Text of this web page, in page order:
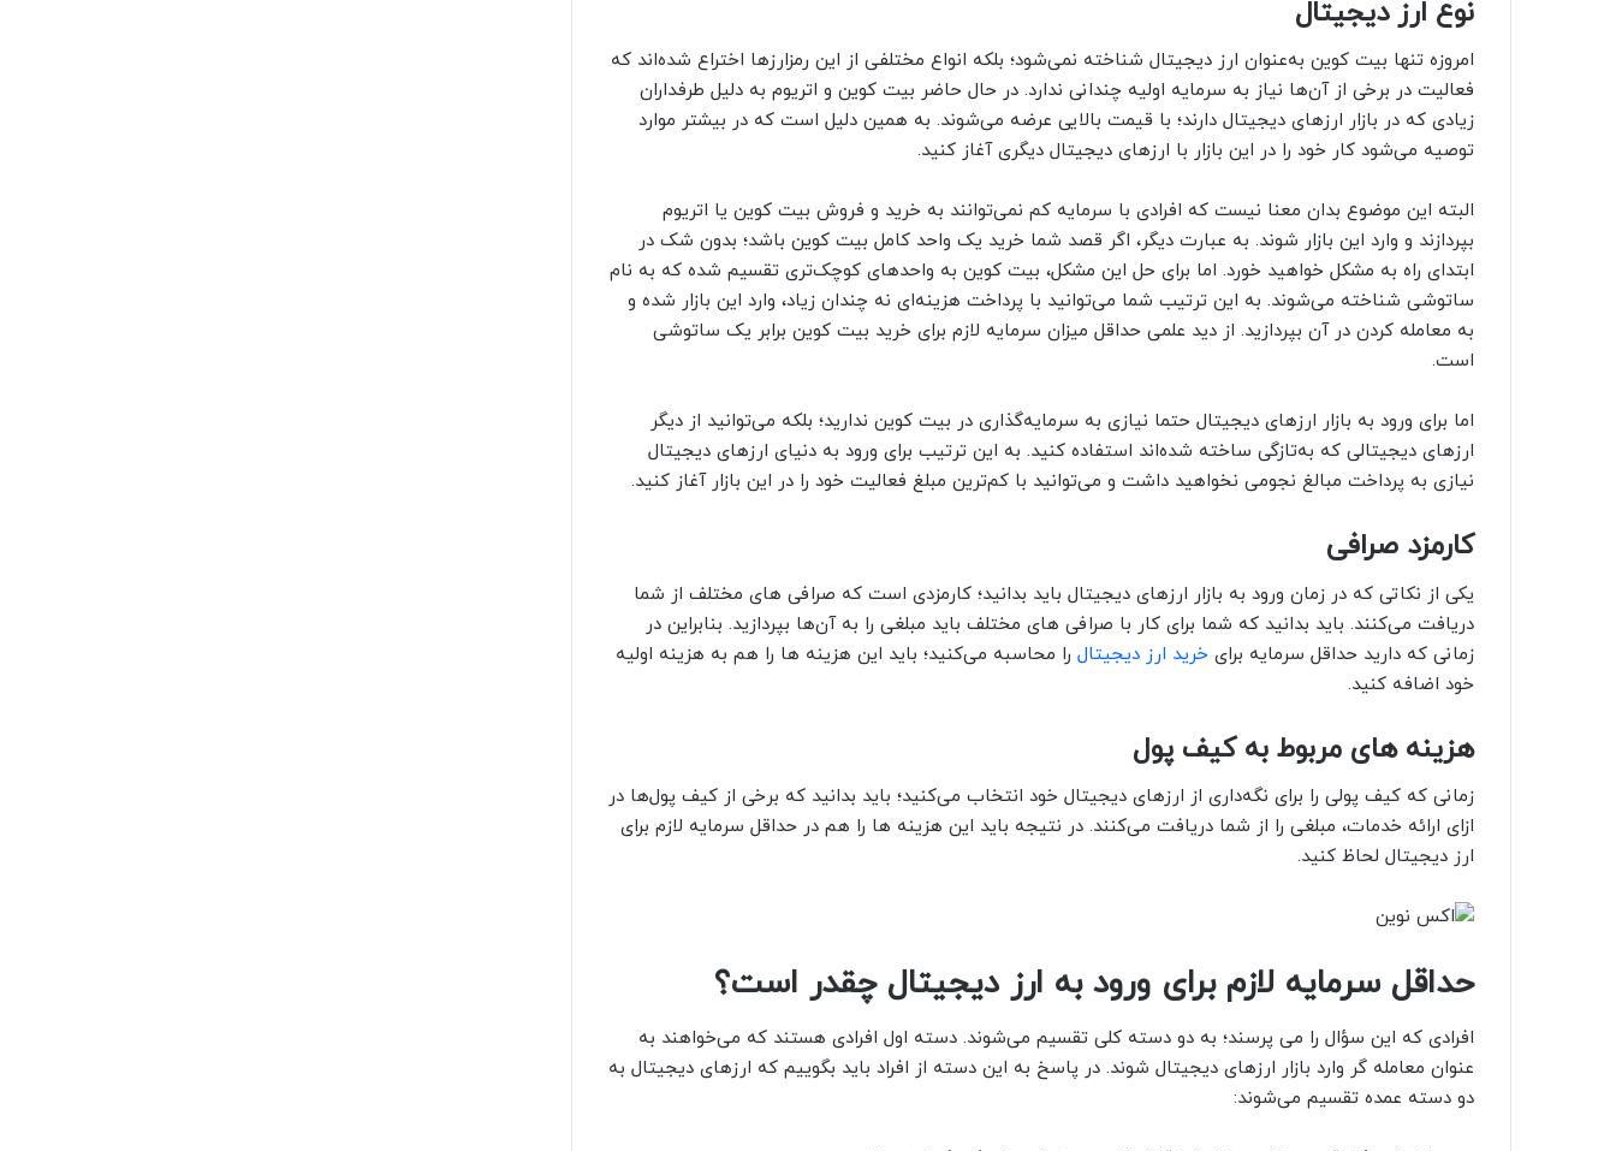
نوع ارز دیجیتال
امروزه تنها بیت کوین به‌عنوان ارز دیجیتال شناخته نمی‌شود؛ بلکه انواع مختلفی از این رمزارزها اختراع شده‌اند که
فعالیت در برخی از آن‌ها نیاز به سرمایه اولیه چندانی ندارد. در حال حاضر بیت کوین و اتریوم به دلیل طرفداران
زیادی که در بازار ارزهای دیجیتال دارند؛ با قیمت بالایی عرضه می‌شوند. به همین دلیل است که در بیشتر موارد
توصیه می‌شود کار خود را در این بازار با ارزهای دیجیتال دیگری آغاز کنید.
البته این موضوع بدان معنا نیست که افرادی با سرمایه کم نمی‌توانند به خرید و فروش بیت کوین یا اتریوم
بپردازند و وارد این بازار شوند. به عبارت دیگر، اگر قصد شما خرید یک واحد کامل بیت کوین باشد؛ بدون شک در
ابتدای راه به مشکل خواهید خورد. اما برای حل این مشکل، بیت کوین به واحدهای کوچک‌تری تقسیم شده که به نام
ساتوشی شناخته می‌شوند. به این ترتیب شما می‌توانید با پرداخت هزینه‌ای نه چندان زیاد، وارد این بازار شده و
به معامله کردن در آن بپردازید. از دید علمی حداقل میزان سرمایه لازم برای خرید بیت کوین برابر یک ساتوشی
است.
اما برای ورود به بازار ارزهای دیجیتال حتما نیازی به سرمایه‌گذاری در بیت کوین ندارید؛ بلکه می‌توانید از دیگر
ارزهای دیجیتالی که به‌تازگی ساخته شده‌اند استفاده کنید. به این ترتیب برای ورود به دنیای ارزهای دیجیتال
نیازی به پرداخت مبالغ نجومی نخواهید داشت و می‌توانید با کم‌ترین مبلغ فعالیت خود را در این بازار آغاز کنید.
کارمزد صرافی
یکی از نکاتی که در زمان ورود به بازار ارزهای دیجیتال باید بدانید؛ کارمزدی است که صرافی های مختلف از شما
دریافت می‌کنند. باید بدانید که شما برای کار با صرافی های مختلف باید مبلغی را به آن‌ها بپردازید. بنابراین در
زمانی که دارید حداقل سرمایه برای خرید ارز دیجیتال را محاسبه می‌کنید؛ باید این هزینه ها را هم به هزینه اولیه
خود اضافه کنید.
هزینه های مربوط به کیف پول
زمانی که کیف پولی را برای نگه‌داری از ارزهای دیجیتال خود انتخاب می‌کنید؛ باید بدانید که برخی از کیف پول‌ها در
ازای ارائه خدمات، مبلغی را از شما دریافت می‌کنند. در نتیجه باید این هزینه ها را هم در حداقل سرمایه لازم برای
ارز دیجیتال لحاظ کنید.
حداقل سرمایه لازم برای ورود به ارز دیجیتال چقدر است؟
افرادی که این سؤال را می پرسند؛ به دو دسته کلی تقسیم می‌شوند. دسته اول افرادی هستند که می‌خواهند به
عنوان معامله گر وارد بازار ارزهای دیجیتال شوند. در پاسخ به این دسته از افراد باید بگوییم که ارزهای دیجیتال به
دو دسته عمده تقسیم می‌شوند: